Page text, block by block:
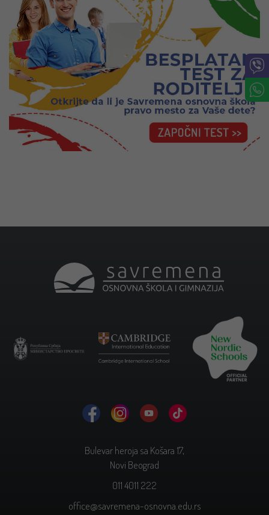
Bulevar heroja sa Košara 17,
Novi Beograd
011 4011 222
office@savremena-osnovna.edu.rs